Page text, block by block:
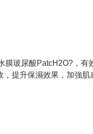
玻尿酸PatcH2O?，有
提升保濕效果，加強肌